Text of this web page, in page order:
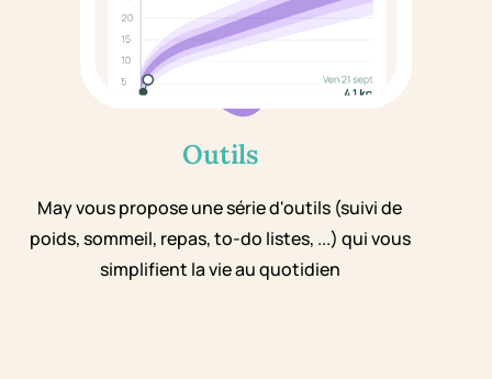
Outils
May vous propose une série d'outils (suivi de
poids, sommeil, repas, to-do listes, ...) qui vous
simplifient la vie au quotidien